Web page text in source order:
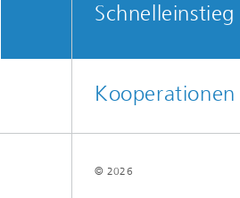
Schnelleinstieg
Kooperationen
© 2026